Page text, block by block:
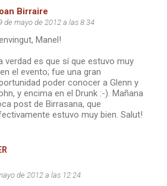
Birraire
de mayo de 2012 a las 8:34
Manel!
verdad es que sí que estuvo muy
el evento; fue una gran
poder conocer a Glenn y
y encima en el Drunk :-). Mañana
post de Birrasana, que
estuvo muy bien. Salut!
de 2012 a las 12:24